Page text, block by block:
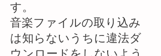
す。
音楽ファイルの取り込み
は知らないうちに違法ダ